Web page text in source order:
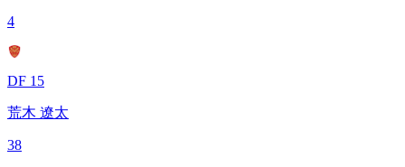
4
DF 15
荒木 遼太
38